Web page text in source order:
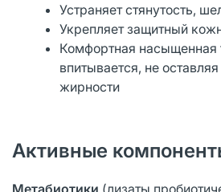
Устраняет стянутость,
Укрепляет защитный
Комфортная насыщенная
впитывается, не
жирности
Активные
Метабиотики (лизаты